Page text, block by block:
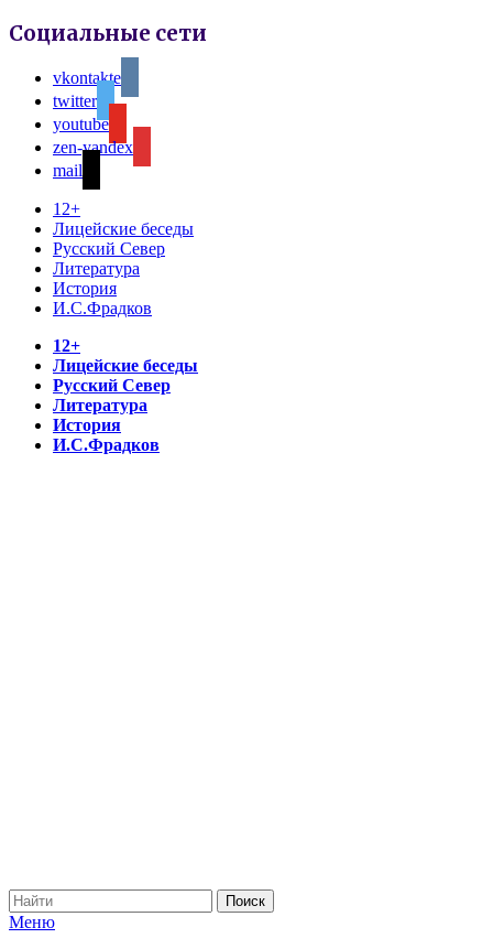
Социальные сети
vkontakte
twitter
youtube
zen-yandex
mail
12+
Лицейские беседы
Русский Север
Литература
История
И.С.Фрадков
12+
Лицейские беседы
Русский Север
Литература
История
И.С.Фрадков
Меню